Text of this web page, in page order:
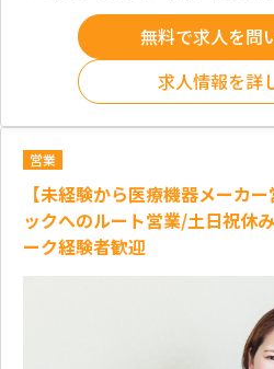
無料で求人を問
求人情報を詳
営業
【未経験から医療機器メーカ
ックへのルート営業/土日祝休
ーク経験者歓迎